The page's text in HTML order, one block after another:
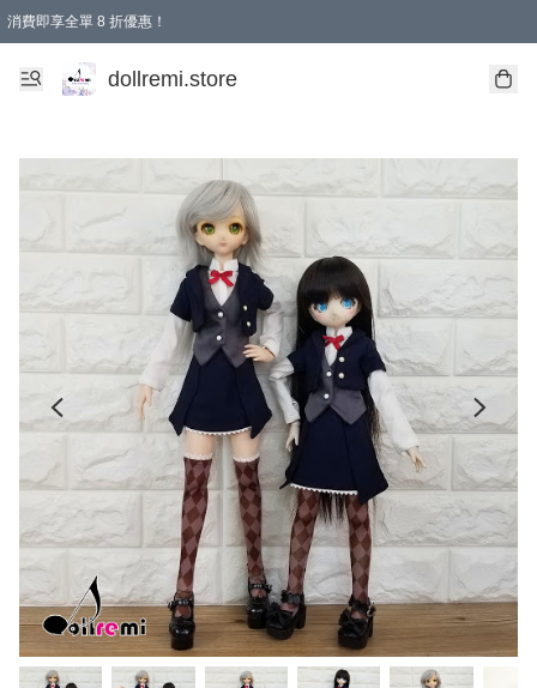
消費即享全單 8 折優惠！
購物滿 HKD 1500.00即享免運費優惠！（適用於 本地送貨、本地取貨、國際送貨 )
dollremi.store